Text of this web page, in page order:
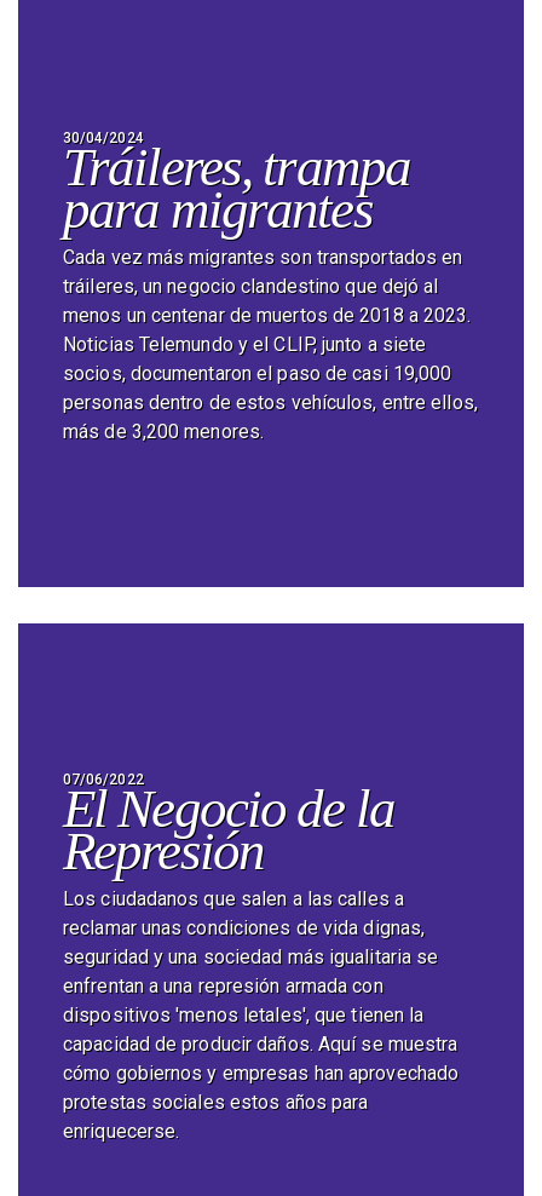
30/04/2024
Tráileres, trampa
para migrantes
Cada vez más migrantes son transportados en
tráileres, un negocio clandestino que dejó al
menos un centenar de muertos de 2018 a 2023.
Noticias Telemundo y el CLIP, junto a siete
socios, documentaron el paso de casi 19,000
personas dentro de estos vehículos, entre ellos,
más de 3,200 menores.
07/06/2022
El Negocio de la
Represión
Los ciudadanos que salen a las calles a
reclamar unas condiciones de vida dignas,
seguridad y una sociedad más igualitaria se
enfrentan a una represión armada con
dispositivos 'menos letales', que tienen la
capacidad de producir daños. Aquí se muestra
cómo gobiernos y empresas han aprovechado
protestas sociales estos años para
enriquecerse.